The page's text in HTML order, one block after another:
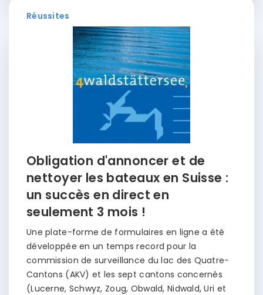
Réussites
Obligation d'annoncer et de
nettoyer les bateaux en Suisse :
un succès en direct en
seulement 3 mois !
Une plate-forme de formulaires en ligne a été
développée en un temps record pour la
commission de surveillance du lac des Quatre-
Cantons (AKV) et les sept cantons concernés
(Lucerne, Schwyz, Zoug, Obwald, Nidwald, Uri et